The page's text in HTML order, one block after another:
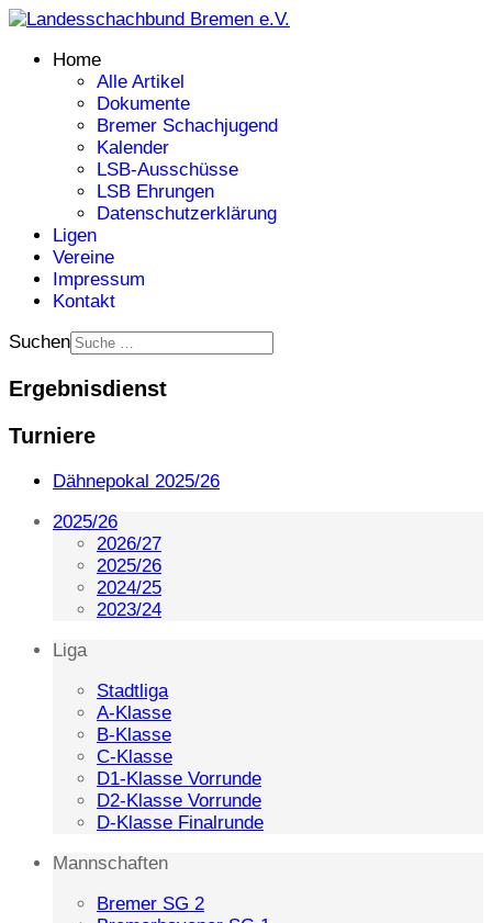
Home
Alle Artikel
Dokumente
Bremer Schachjugend
Kalender
LSB-Ausschüsse
LSB Ehrungen
Datenschutzerklärung
Ligen
Vereine
Impressum
Kontakt
Suchen
Ergebnisdienst
Turniere
Dähnepokal 2025/26
2025/26
2026/27
2025/26
2024/25
2023/24
Liga
Stadtliga
A-Klasse
B-Klasse
C-Klasse
D1-Klasse Vorrunde
D2-Klasse Vorrunde
D-Klasse Finalrunde
Mannschaften
Bremer SG 2